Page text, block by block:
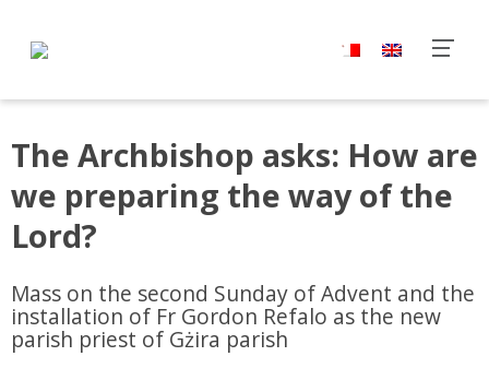
The Archbishop asks: How are
we preparing the way of the
Lord?
Mass on the second Sunday of Advent and the
installation of Fr Gordon Refalo as the new
parish priest of Gżira parish